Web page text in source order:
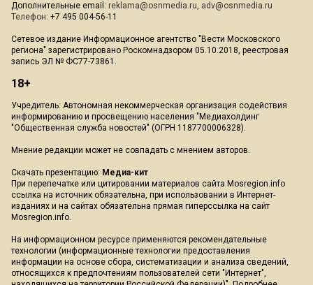
Дополнительные email: reklama@osnmedia.ru, adv@osnmedia.ru
Телефон: +7 495 004-56-11
Сетевое издание Информационное агентство "Вести Московского
региона" зарегистрировано Роскомнадзором 05.10.2018, реестровая
запись ЭЛ № ФС77-73861.
18+
Учредитель: Автономная некоммерческая организация содействия
информированию и просвещению населения "Медиахолдинг
"Общественная служба новостей" (ОГРН 1187700006328).
Мнение редакции может не совпадать с мнением авторов.
Скачать презентацию: Медиа-кит
При перепечатке или цитировании материалов сайта Mosregion.info
ссылка на источник обязательна, при использовании в Интернет-
изданиях и на сайтах обязательна прямая гиперссылка на сайт
Mosregion.info.
На информационном ресурсе применяются рекомендательные
технологии (информационные технологии предоставления
информации на основе сбора, систематизации и анализа сведений,
относящихся к предпочтениям пользователей сети "Интернет",